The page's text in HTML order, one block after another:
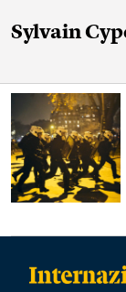
Sylvain